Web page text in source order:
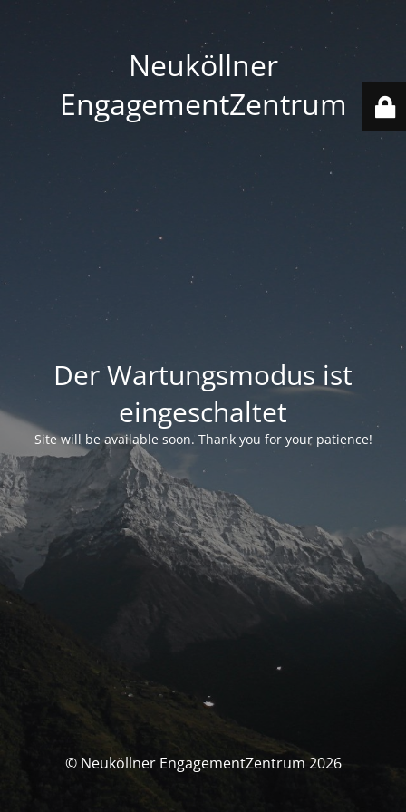
Neuköllner
EngagementZentrum
Der Wartungsmodus ist
eingeschaltet
Site will be available soon. Thank you for your patience!
© Neuköllner EngagementZentrum 2026